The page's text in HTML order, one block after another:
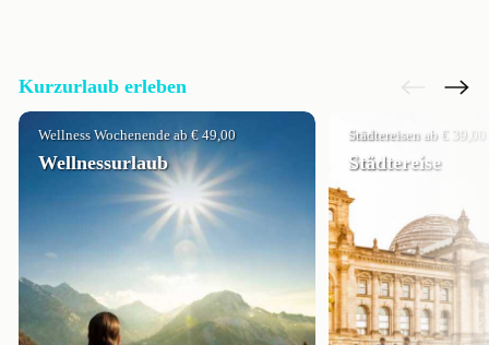
Kurzurlaub erleben
Wellness Wochenende ab € 49,00
Wellnessurlaub
Städtereisen ab € 39,00
Städtereise